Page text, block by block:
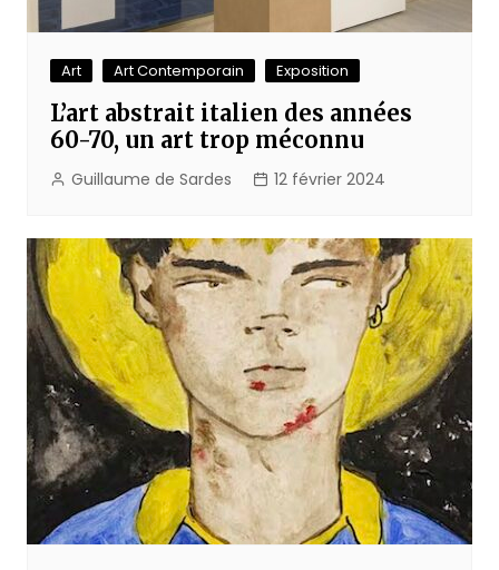
Art Art Contemporain Exposition
L’art abstrait italien des années
60-70, un art trop méconnu
Guillaume de Sardes 12 février 2024